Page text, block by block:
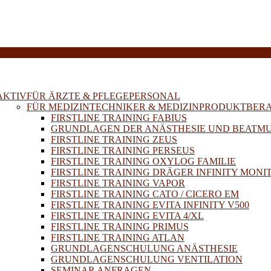
FÜR ÄRZTE & PFLEGEPERSONAL
FÜR MEDIZINTECHNIKER &
FIRSTLINE TRAINING FABIUS
GRUNDLAGEN DER ANÄSTHESIE UND
FIRSTLINE TRAINING ZEUS
FIRSTLINE TRAINING PERSEUS
FIRSTLINE TRAINING OXYLOG FAMILIE
FIRSTLINE TRAINING DRÄGER INFINITY
FIRSTLINE TRAINING VAPOR
FIRSTLINE TRAINING CATO / CICERO EM
FIRSTLINE TRAINING EVITA INFINITY V500
FIRSTLINE TRAINING EVITA 4/XL
FIRSTLINE TRAINING PRIMUS
FIRSTLINE TRAINING ATLAN
GRUNDLAGENSCHULUNG ANÄSTHESIE
GRUNDLAGENSCHULUNG VENTILATION